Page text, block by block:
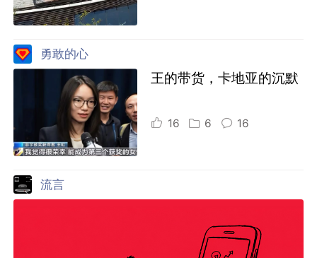
勇敢的心
王的带货，卡地亚的沉默
16 6 16
流言